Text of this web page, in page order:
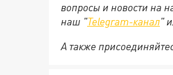
вопросы и новости на
наш "Telegram-канал"
А также